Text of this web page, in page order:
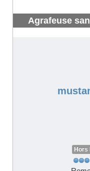
Agrafeuse
Hors